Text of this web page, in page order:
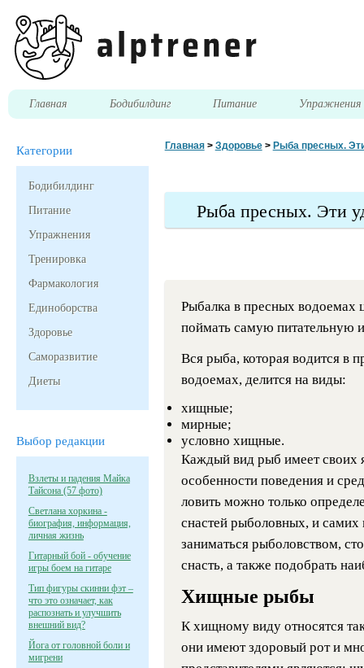
Главная Бодибилдинг Питание Упражнения
Категории
Бодибилдинг
Питание
Упражнения
Тренировка
Фармакология
Единоборства
Здоровье
Саморазвитие
Диеты
Выбор редакции
Взлеты и падения Майка
Тайсона (57 фото)
Светлана хоркина -
биография, информация,
личная жизнь
Гитарный бой - обучение
игры боем на гитаре
Тип фигуры скинни фэт –
что это означает, как
распознать и улучшить
внешний вид?
Йога от головной боли и
мигрени
Главная> Здоровье> Рыба пресных.
Рыба пресных. Эти
Рыбалка в пресных водоемах
поймать самую питательную
Вся рыба, которая водится в
водоемах, делится на виды:
хищные;
мирные;
условно хищные.
Каждый вид рыб имеет своих
особенности поведения и
ловить можно только
снастей рыболовных, и
заниматься рыболовством,
снасть, а также подобрать
Хищные рыбы
К хищному виду относятся
они имеют здоровый рот и